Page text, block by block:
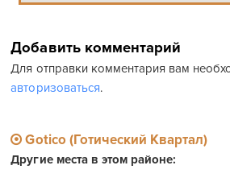
Добавить комментарий
Для отправки комментария вам
авторизоваться.
Gotico (Готический Квартал)
Другие места в этом районе: